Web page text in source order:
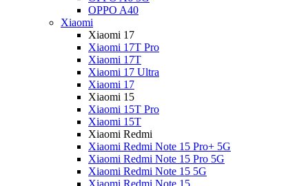
OPPO A40
Xiaomi
Xiaomi 17
Xiaomi 17T Pro
Xiaomi 17T
Xiaomi 17 Ultra
Xiaomi 17
Xiaomi 15
Xiaomi 15T Pro
Xiaomi 15T
Xiaomi Redmi
Xiaomi Redmi Note 15 Pro+ 5G
Xiaomi Redmi Note 15 Pro 5G
Xiaomi Redmi Note 15 5G
Xiaomi Redmi Note 15